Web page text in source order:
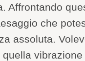
Affrontando
che
assoluta.